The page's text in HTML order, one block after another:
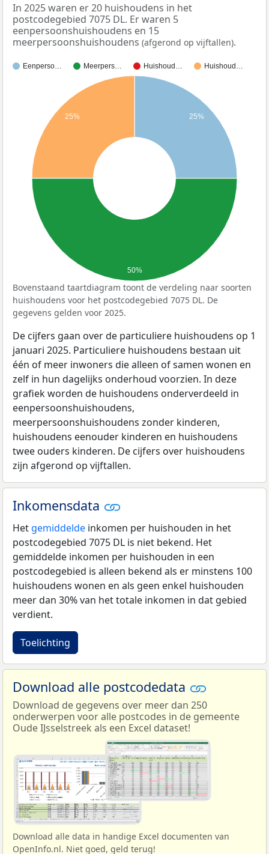
In 2025 waren er 20 huishoudens in het
postcodegebied 7075 DL. Er waren 5
eenpersoonshuishoudens en 15
meerpersoonshuishoudens (afgerond op vijftallen).
Eenperso… Meerpers… Huishoud… Huishoud…
25%
25%
50%
Bovenstaand taartdiagram toont de verdeling naar soorten
huishoudens voor het postcodegebied 7075 DL. De
gegevens gelden voor 2025.
De cijfers gaan over de particuliere huishoudens op 1
januari 2025. Particuliere huishoudens bestaan uit
één of meer inwoners die alleen of samen wonen en
zelf in hun dagelijks onderhoud voorzien. In deze
grafiek worden de huishoudens onderverdeeld in
eenpersoonshuishoudens,
meerpersoonshuishoudens zonder kinderen,
huishoudens eenouder kinderen en huishoudens
twee ouders kinderen. De cijfers over huishoudens
zijn afgerond op vijftallen.
Inkomensdata
Het gemiddelde inkomen per huishouden in het
postcodegebied 7075 DL is niet bekend. Het
gemiddelde inkomen per huishouden in een
postcodegebied is alleen bekend als er minstens 100
huishoudens wonen en als geen enkel huishouden
meer dan 30% van het totale inkomen in dat gebied
verdient.
Toelichting
Download alle postcodedata
Download de gegevens over meer dan 250
onderwerpen voor alle postcodes in de gemeente
Oude IJsselstreek als een Excel dataset!
Download alle data in handige Excel documenten van
OpenInfo.nl. Niet goed, geld terug!